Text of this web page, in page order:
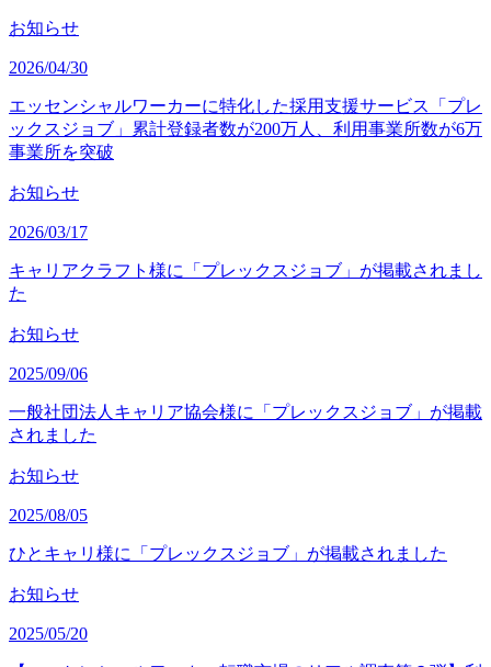
お知らせ
2026/04/30
エッセンシャルワーカーに特化した採用支援サービス「プレ
ックスジョブ」累計登録者数が200万人、利用事業所数が6万
事業所を突破
お知らせ
2026/03/17
キャリアクラフト様に「プレックスジョブ」が掲載されまし
た
お知らせ
2025/09/06
一般社団法人キャリア協会様に「プレックスジョブ」が掲載
されました
お知らせ
2025/08/05
ひとキャリ様に「プレックスジョブ」が掲載されました
お知らせ
2025/05/20